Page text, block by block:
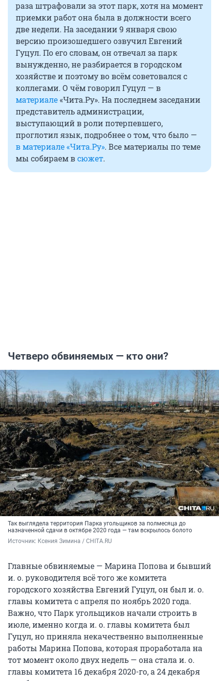
раза штрафовали за этот парк, хотя на момент
приемки работ она была в должности всего
две недели. На заседании 9 января свою
версию произошедшего озвучил Евгений
Гуцул. По его словам, он отвечал за парк
вынужденно, не разбирается в городском
хозяйстве и поэтому во всём советовался с
коллегами. О чём говорил Гуцул — в
материале«Чита.Ру». На последнем заседании
представитель администрации,
выступающий в роли потерпевшего,
проглотил язык, подробнее о том, что было —
в материале «Чита.Ру». Все материалы по теме
мы собираем всюжет.
Четверо обвиняемых — кто они?
Так выглядела территория Парка угольщиков за полмесяца до
назначенной сдачи в октябре 2020 года — там вскрылось болото
Источник: Ксения Зимина / CHITA.RU
Главные обвиняемые — Марина Попова и бывший
и. о. руководителя всё того же комитета
городского хозяйства Евгений Гуцул, он был и. о.
главы комитета с апреля по ноябрь 2020 года.
Важно, что Парк угольщиков начали строить в
июле, именно когда и. о. главы комитета был
Гуцул, но приняла некачественно выполненные
работы Марина Попова, которая проработала на
тот момент около двух недель — она стала и. о.
главы комитета 16 декабря 2020-го, а 24 декабря